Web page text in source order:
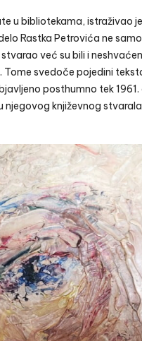
u bibliotekama, istraživao
Rastka Petrovića ne
već su bili i
svedoče pojedini
posthumno tek
njegovog književnog